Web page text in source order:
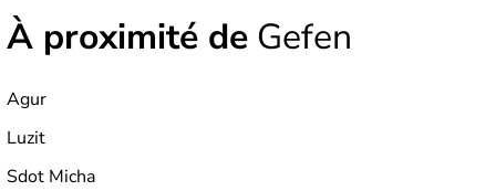
À proximité de Gefen
Agur
Luzit
Sdot Micha